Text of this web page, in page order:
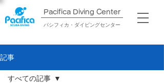
Pacifica Diving Center​
パシフィカ・ダイビングセンター
記事
すべての記事